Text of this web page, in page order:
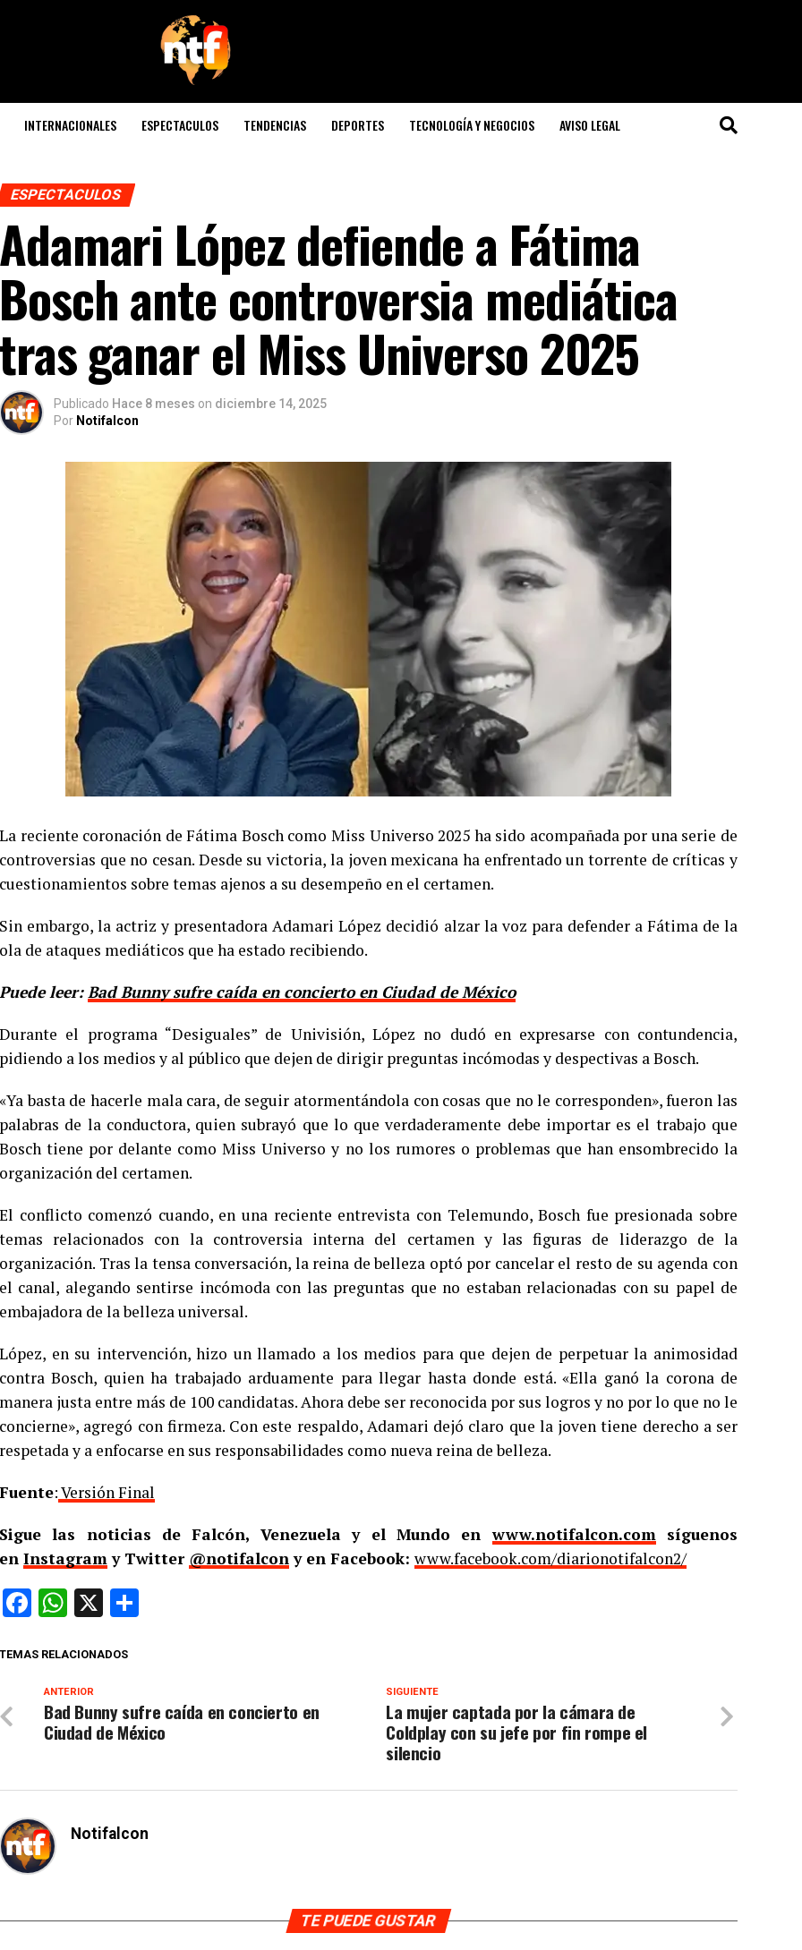
INTERNACIONALES ESPECTACULOS TENDENCIAS DEPORTES TECNOLOGÍA Y NEGOCIOS AVISO LEGAL
ESPECTACULOS
Adamari López defiende a Fátima
Bosch ante controversia mediática
tras ganar el Miss Universo 2025
Publicado Hace 8 meses on diciembre 14, 2025
Por Notifalcon
La reciente coronación de Fátima Bosch como Miss Universo 2025 ha sido acompañada por una serie de
controversias que no cesan. Desde su victoria, la joven mexicana ha enfrentado un torrente de críticas y
cuestionamientos sobre temas ajenos a su desempeño en el certamen.
Sin embargo, la actriz y presentadora Adamari López decidió alzar la voz para defender a Fátima de la
ola de ataques mediáticos que ha estado recibiendo.
Puede leer:Bad Bunny sufre caída en concierto en Ciudad de México
Durante el programa “Desiguales” de Univisión, López no dudó en expresarse con contundencia,
pidiendo a los medios y al público que dejen de dirigir preguntas incómodas y despectivas a Bosch.
«Ya basta de hacerle mala cara, de seguir atormentándola con cosas que no le corresponden», fueron las
palabras de la conductora, quien subrayó que lo que verdaderamente debe importar es el trabajo que
Bosch tiene por delante como Miss Universo y no los rumores o problemas que han ensombrecido la
organización del certamen.
El conflicto comenzó cuando, en una reciente entrevista con Telemundo, Bosch fue presionada sobre
temas relacionados con la controversia interna del certamen y las figuras de liderazgo de la
organización. Tras la tensa conversación, la reina de belleza optó por cancelar el resto de su agenda con
el canal, alegando sentirse incómoda con las preguntas que no estaban relacionadas con su papel de
embajadora de la belleza universal.
López, en su intervención, hizo un llamado a los medios para que dejen de perpetuar la animosidad
contra Bosch, quien ha trabajado arduamente para llegar hasta donde está. «Ella ganó la corona de
manera justa entre más de 100 candidatas. Ahora debe ser reconocida por sus logros y no por lo que no le
concierne», agregó con firmeza. Con este respaldo, Adamari dejó claro que la joven tiene derecho a ser
respetada y a enfocarse en sus responsabilidades como nueva reina de belleza.
Fuente:Versión Final
Sigue las noticias de Falcón, Venezuela y el Mundo enwww.notifalcon.comsíguenos
en Instagramy Twitter @notifalcony en Facebook: www.facebook.com/diarionotifalcon2/
Facebook
WhatsApp
X
TEMAS RELACIONADOS
SIGUIENTE
La mujer captada por la cámara de
Coldplay con su jefe por fin rompe el
silencio
ANTERIOR
Bad Bunny sufre caída en concierto en
Ciudad de México
Notifalcon
TE PUEDE GUSTAR